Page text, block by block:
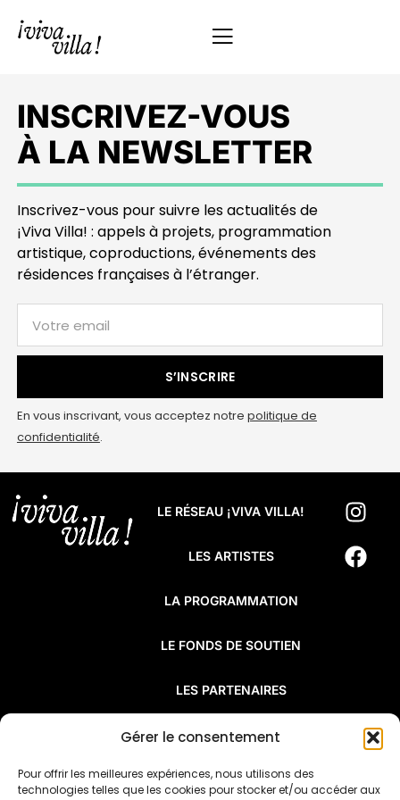
Gérer le consentement
Pour offrir les meilleures expériences, nous utilisons des
technologies telles que les cookies pour stocker et/ou accéder aux
INSCRIVEZ-VOUS
À LA NEWSLETTER
Inscrivez-vous pour suivre les actualités de
¡Viva Villa! : appels à projets, programmation
artistique, coproductions, événements des
résidences françaises à l’étranger.
S’INSCRIRE
En vous inscrivant, vous acceptez notre politique de
confidentialité.
LE RÉSEAU ¡VIVA VILLA!
LES ARTISTES
LA PROGRAMMATION
LE FONDS DE SOUTIEN
LES PARTENAIRES
FAQ
¡Viva Villa! est un réseau de résidences